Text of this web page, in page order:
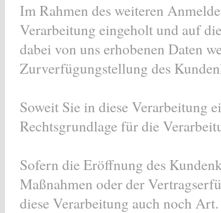
Im Rahmen des weiteren
Verarbeitung eingeholt und auf
dabei von uns erhobenen Daten
Zurverfügungstellung des
Soweit Sie in diese Verarbeitung
Rechtsgrundlage für die
Sofern die Eröffnung des
Maßnahmen oder der
diese Verarbeitung auch noch